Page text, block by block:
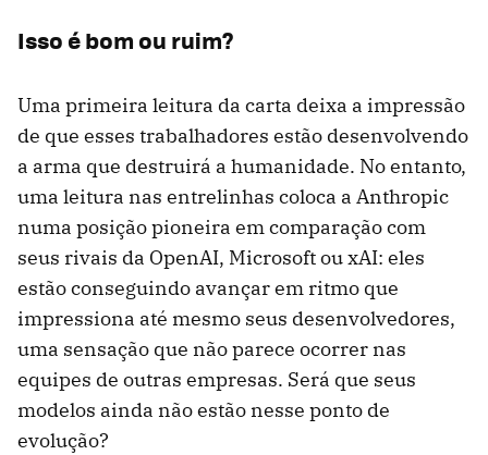
Isso é bom ou ruim?
Uma primeira leitura da carta deixa a impressão
de que esses trabalhadores estão desenvolvendo
a arma que destruirá a humanidade. No entanto,
uma leitura nas entrelinhas coloca a Anthropic
numa posição pioneira em comparação com
seus rivais da OpenAI, Microsoft ou xAI: eles
estão conseguindo avançar em ritmo que
impressiona até mesmo seus desenvolvedores,
uma sensação que não parece ocorrer nas
equipes de outras empresas. Será que seus
modelos ainda não estão nesse ponto de
evolução?